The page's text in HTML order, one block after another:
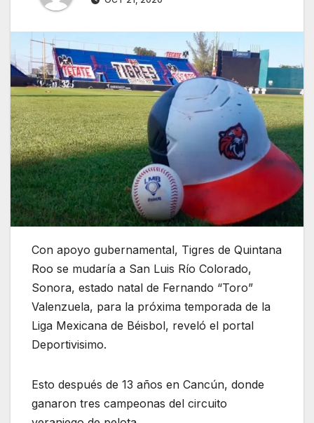
Con apoyo gubernamental, Tigres de Quintana
Roo se mudaría a San Luis Río Colorado,
Sonora, estado natal de Fernando “Toro”
Valenzuela, para la próxima temporada de la
Liga Mexicana de Béisbol, reveló el portal
Deportivisimo.
Esto después de 13 años en Cancún, donde
ganaron tres campeonas del circuito